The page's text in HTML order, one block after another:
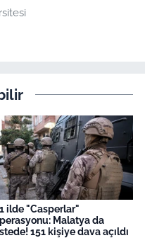
ilde "Casperlar"
Malatya da
151 kişiye dava açıldı